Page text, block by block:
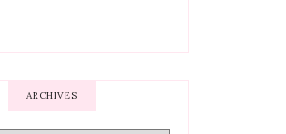
ARCHIVES